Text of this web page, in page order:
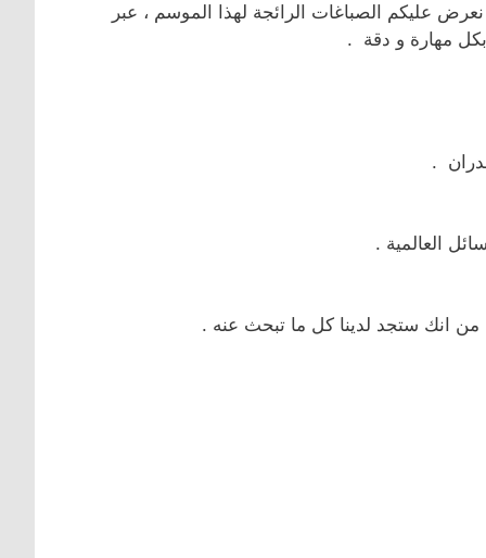
عليكم الصباغات الرائجة لهذا الموسم ، عبر
بكل مهارة و دقة .
.
العالمية .
من انك ستجد لدينا كل ما تبحث عنه .